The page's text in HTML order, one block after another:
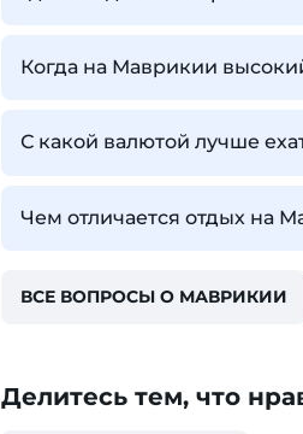
Когда на Маврикии
С какой валютой лучше
Чем отличается отдых на
ВСЕ ВОПРОСЫ О МАВРИКИИ
Делитесь тем, что